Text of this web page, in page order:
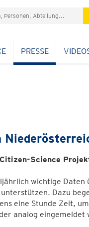
PRESSE
Science
wichtige
Dazu
eine Stunde Zeit,
analog